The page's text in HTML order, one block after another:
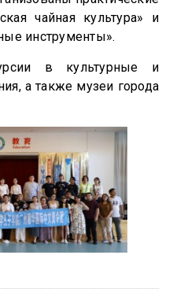
чайная культура» и
инструменты».
в культурные и
а также музеи города